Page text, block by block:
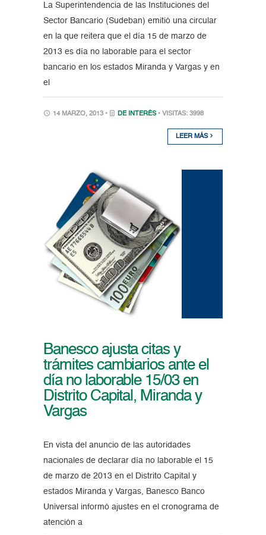
La Superintendencia de las Instituciones del
Sector Bancario (Sudeban) emitió una circular
en la que reitera que el día 15 de marzo de
2013 es día no laborable para el sector
bancario en los estados Miranda y Vargas y en
el
14 MARZO, 2013 • DE INTERÉS • VISITAS: 3998
LEER MÁS
Banesco ajusta citas y
trámites cambiarios ante el
día no laborable 15/03 en
Distrito Capital, Miranda y
Vargas
En vista del anuncio de las autoridades
nacionales de declarar día no laborable el 15
de marzo de 2013 en el Distrito Capital y
estados Miranda y Vargas, Banesco Banco
Universal informó ajustes en el cronograma de
atención a